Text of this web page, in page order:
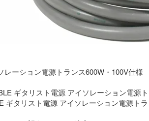
レーション電源トランス600W・100V仕様
ギタリスト電源 アイソレーション電源ト